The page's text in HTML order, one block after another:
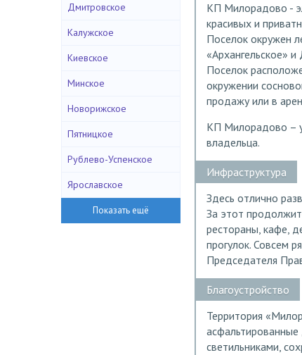
Дмитровское
Калужское
Киевское
Минское
Новорижское
Пятницкое
Рублево-Успенское
Ярославское
КП Милорадово -
красивых и
Поселок окружен
«Архангельское»
Поселок
окружении
продажу или в
КП Милорадово –
владельца.
Инфраструктура
Здесь отлично
За этот
рестораны, кафе,
прогулок. Совсем
Председателя
Благоустройство
Территория
светильниками,